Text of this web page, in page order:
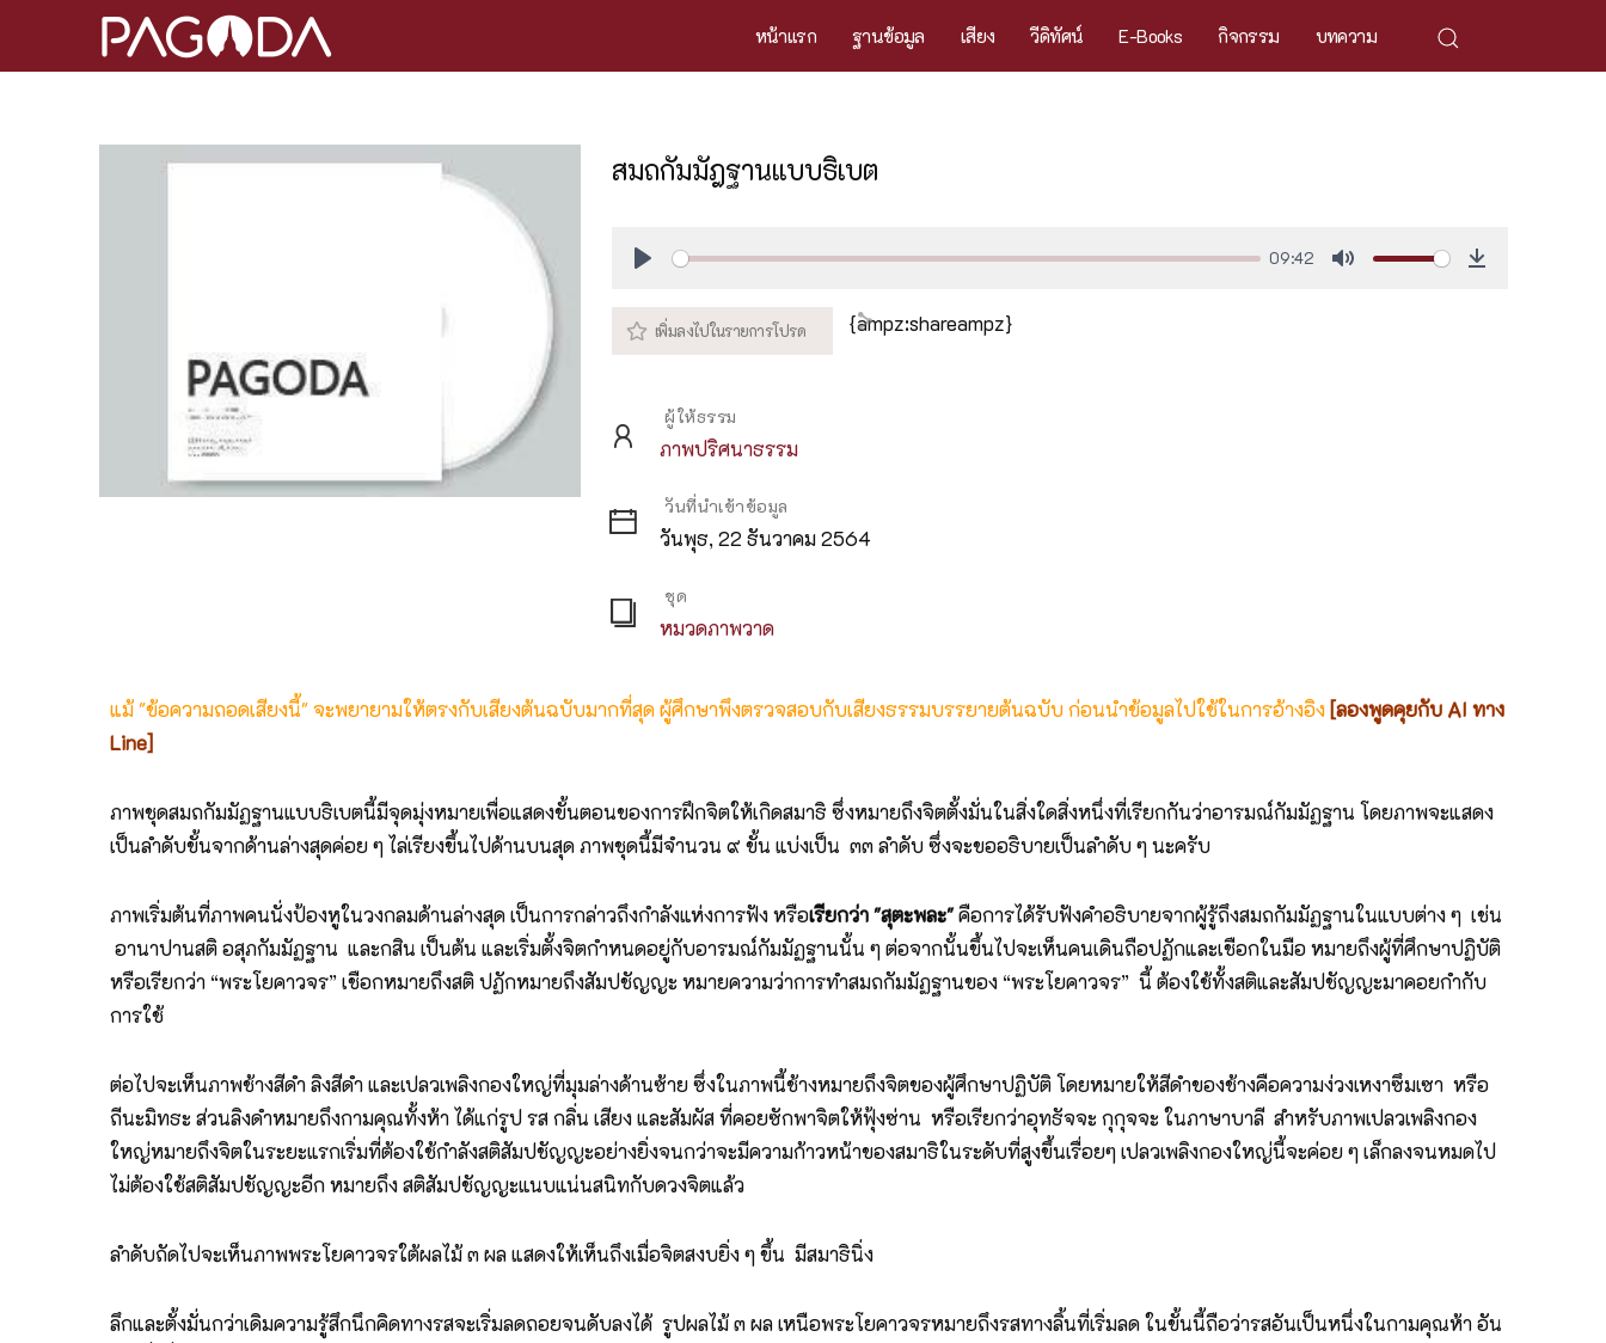
หน้าแรก ฐานข้อมูล เสียง วีดิทัศน์ E-Books กิจกรรม บทความ
สมถกัมมัฎฐานแบบธิเบต
09:42
{ampz:shareampz}
ผู้ให้ธรรม
ภาพปริศนาธรรม
วันที่นำเข้าข้อมูล
วันพุธ, 22 ธันวาคม 2564
ชุด
หมวดภาพวาด
แม้ "ข้อความถอดเสียงนี้" จะพยายามให้ตรงกับเสียงต้นฉบับมากที่สุด ผู้ศึกษาพึงตรวจสอบกับเสียงธรรมบรรยายต้นฉบับ ก่อนนำข้อมูลไปใช้ในการอ้างอิง [ลองพูดคุยกับ AI ทาง
Line]
ภาพชุดสมถกัมมัฏฐานแบบธิเบตนี้มีจุดมุ่งหมายเพื่อแสดงขั้นตอนของการฝึกจิตให้เกิดสมาธิ ซึ่งหมายถึงจิตตั้งมั่นในสิ่งใดสิ่งหนึ่งที่เรียกกันว่าอารมณ์กัมมัฏฐาน โดยภาพจะแสดง
เป็นลำดับขั้นจากด้านล่างสุดค่อย ๆ ไล่เรียงขึ้นไปด้านบนสุด ภาพชุดนี้มีจำนวน ๙ ขั้น แบ่งเป็น ๓๓ ลำดับ ซึ่งจะขออธิบายเป็นลำดับ ๆ นะครับ
ภาพเริ่มต้นที่ภาพคนนั่งป้องหูในวงกลมด้านล่างสุด เป็นการกล่าวถึงกำลังแห่งการฟัง หรือเรียกว่า "สุตะพละ"คือการได้รับฟังคำอธิบายจากผู้รู้ถึงสมถกัมมัฏฐานในแบบต่าง ๆ เช่น
อานาปานสติ อสุภกัมมัฏฐาน และกสิน เป็นต้น และเริ่มตั้งจิตกำหนดอยู่กับอารมณ์กัมมัฏฐานนั้น ๆ ต่อจากนั้นขึ้นไปจะเห็นคนเดินถือปฏักและเชือกในมือ หมายถึงผู้ที่ศึกษาปฏิบัติ
หรือเรียกว่า “พระโยคาวจร” เชือกหมายถึงสติ ปฏักหมายถึงสัมปชัญญะ หมายความว่าการทำสมถกัมมัฏฐานของ “พระโยคาวจร” นี้ ต้องใช้ทั้งสติและสัมปชัญญะมาคอยกำกับ
การใช้
ต่อไปจะเห็นภาพช้างสีดำ ลิงสีดำ และเปลวเพลิงกองใหญ่ที่มุมล่างด้านซ้าย ซึ่งในภาพนี้ช้างหมายถึงจิตของผู้ศึกษาปฏิบัติ โดยหมายให้สีดำของช้างคือความง่วงเหงาซึมเซา หรือ
ถีนะมิทธะ ส่วนลิงดำหมายถึงกามคุณทั้งห้า ได้แก่รูป รส กลิ่น เสียง และสัมผัส ที่คอยซักพาจิตให้ฟุ้งซ่าน หรือเรียกว่าอุทธัจจะ กุกุจจะ ในภาษาบาลี สำหรับภาพเปลวเพลิงกอง
ใหญ่หมายถึงจิตในระยะแรกเริ่มที่ต้องใช้กำลังสติสัมปชัญญะอย่างยิ่งจนกว่าจะมีความก้าวหน้าของสมาธิในระดับที่สูงขึ้นเรื่อยๆ เปลวเพลิงกองใหญ่นี้จะค่อย ๆ เล็กลงจนหมดไป
ไม่ต้องใช้สติสัมปชัญญะอีก หมายถึง สติสัมปชัญญะแนบแน่นสนิทกับดวงจิตแล้ว
ลำดับถัดไปจะเห็นภาพพระโยคาวจรใต้ผลไม้ ๓ ผล แสดงให้เห็นถึงเมื่อจิตสงบยิ่ง ๆ ขึ้น มีสมาธินิ่ง
ลึกและตั้งมั่นกว่าเดิมความรู้สึกนึกคิดทางรสจะเริ่มลดถอยจนดับลงได้ รูปผลไม้ ๓ ผล เหนือพระโยคาวจรหมายถึงรสทางลิ้นที่เริ่มลด ในขั้นนี้ถือว่ารสอันเป็นหนึ่งในกามคุณห้า อัน